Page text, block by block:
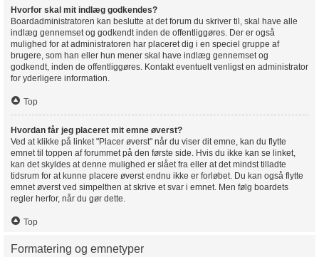
Hvorfor skal mit indlæg godkendes?
Boardadministratoren kan beslutte at det forum du skriver til, skal have alle
indlæg gennemset og godkendt inden de offentliggøres. Der er også
mulighed for at administratoren har placeret dig i en speciel gruppe af
brugere, som han eller hun mener skal have indlæg gennemset og
godkendt, inden de offentliggøres. Kontakt eventuelt venligst en administrator
for yderligere information.
Top
Hvordan får jeg placeret mit emne øverst?
Ved at klikke på linket "Placer øverst" når du viser dit emne, kan du flytte
emnet til toppen af forummet på den første side. Hvis du ikke kan se linket,
kan det skyldes at denne mulighed er slået fra eller at det mindst tilladte
tidsrum for at kunne placere øverst endnu ikke er forløbet. Du kan også flytte
emnet øverst ved simpelthen at skrive et svar i emnet. Men følg boardets
regler herfor, når du gør dette.
Top
Formatering og emnetyper